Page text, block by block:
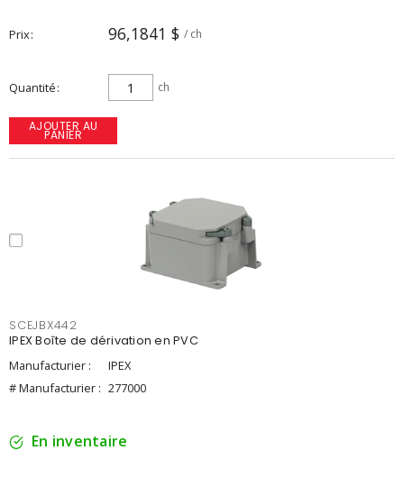
Prix 96,1841 $ / ch
Quantité ch
AJOUTER AU
PANIER
SCEJBX442
IPEX Boîte de dérivation en PVC
Manufacturier :
IPEX
# Manufacturier : 277000
En inventaire